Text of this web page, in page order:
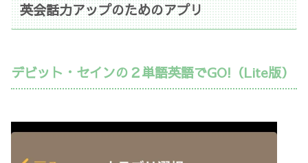
英会話力アップのためのアプリ
デビット・セインの２単語英語でGO!（Lite版）